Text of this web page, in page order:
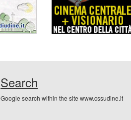
Search
Google search within the site www.cssudine.it